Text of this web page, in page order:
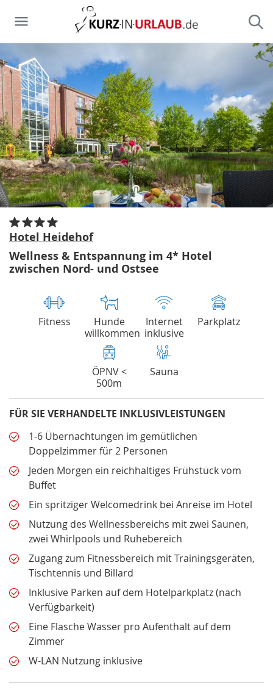
Hotel Heidehof
Wellness & Entspannung im 4* Hotel
zwischen Nord- und Ostsee
Fitness
Hunde
willkommen
Internet
inklusive
Parkplatz
ÖPNV <
500m
Sauna
FÜR SIE VERHANDELTE INKLUSIVLEISTUNGEN
1-6 Übernachtungen im gemütlichen
Doppelzimmer für 2 Personen
Jeden Morgen ein reichhaltiges Frühstück vom
Buffet
Ein spritziger Welcomedrink bei Anreise im Hotel
Nutzung des Wellnessbereichs mit zwei Saunen,
zwei Whirlpools und Ruhebereich
Zugang zum Fitnessbereich mit Trainingsgeräten,
Tischtennis und Billard
Inklusive Parken auf dem Hotelparkplatz (nach
Verfügbarkeit)
Eine Flasche Wasser pro Aufenthalt auf dem
Zimmer
W-LAN Nutzung inklusive